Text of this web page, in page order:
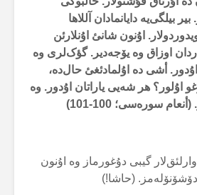
بیر بیلگی‌یە دایانمادان آللاها
اۇنون شانئ اۇنلارئن
اوزاق وە یۆجەدیر. گؤک‌لری وە
أشی دە اۇلمادئغئ حال‌دە،
اۇلور؟ هر شەیی یاراتان اۇدور. وە
(أنعام سورەسی؛ 100-101
)
وارلئق‌لار گیبی دۇغورماز وە اۇنون
دۆشۆنۆلەمز. (حاشا!)